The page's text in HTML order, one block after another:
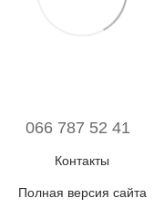
066 787 52 41
Контакты
Полная версия сайта